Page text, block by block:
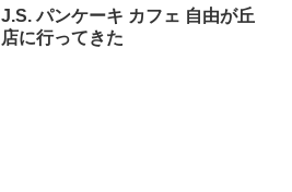
J.S. パンケーキ カフェ 自由が丘
店に行ってきた